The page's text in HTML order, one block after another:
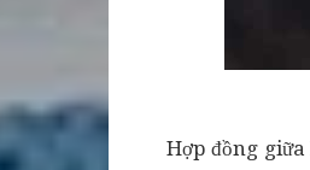
Hợp đồng